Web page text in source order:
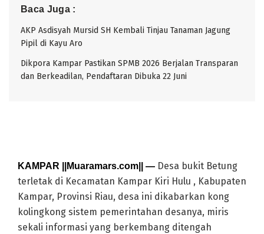
Baca Juga :
AKP Asdisyah Mursid SH Kembali Tinjau Tanaman Jagung
Pipil di Kayu Aro
Dikpora Kampar Pastikan SPMB 2026 Berjalan Transparan
dan Berkeadilan, Pendaftaran Dibuka 22 Juni
KAMPAR ||Muaramars.com|| — Desa bukit Betung
terletak di Kecamatan Kampar Kiri Hulu , Kabupaten
Kampar, Provinsi Riau, desa ini dikabarkan kong
kolingkong sistem pemerintahan desanya, miris
sekali informasi yang berkembang ditengah